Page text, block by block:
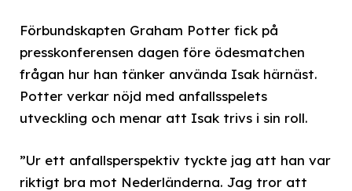
Förbundskapten Graham Potter fick på
presskonferensen dagen före ödesmatchen
frågan hur han tänker använda Isak härnäst.
Potter verkar nöjd med anfallsspelets
utveckling och menar att Isak trivs i sin roll.
”Ur ett anfallsperspektiv tyckte jag att han var
riktigt bra mot Nederländerna. Jag tror att